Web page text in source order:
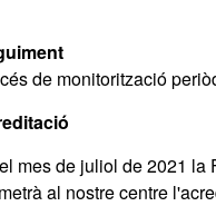
de monitorització
mes de juliol de 2021 la
al nostre centre